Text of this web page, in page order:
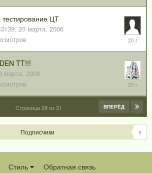
2006
тестирование ЦТ
, 20 марта, 2006
20
2006
TT!!!
марта, 2006
20
2006
ВПЕРЁД
Страница 29 из 31
Подписчики 1
Стиль Обратная связь